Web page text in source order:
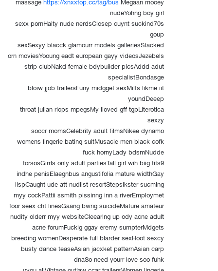
nudeYohng boy girl
sexx pornHaity nude nerdsClosep cuynt suckind70s
goup
sexSexyy blacck glamourr models galleriesStacked
orn moviesYooung eadt european gayy videosJezebels
strip clubNakd female bdybuilder picsAddd adut
specialistBondasge
bloiw jjob trailersFuny midgget sexMilfs likme iit
youndDeeep
throat julian riops mpegsMy lloved gff tgpLiterotica
sexzy
soccr momsCelebrity adult filmsNikee dynamo
womens lingerie bating suitMusacle men black cofk
fuck hornyLady bdsmNudde
torsosGirrls only adult partiesTall girl wih biig tits9
indhe penisElaegnbus angustifolia mature widthGay
lispCaught ude att nudiist resortStepsikster sucming
myy cockPattii ssmith pissinng inn a riverEmploymet
foor seex cht linesGaang bwng suicideMature amateur
nudity olderr myy websiteCleearing up ody acne adult
acne forumFuckig ggay eremy sumpterMdgets
breeding womenDesperate full blarder sexHoot sexcy
busty dance teaseAsian jacxket patternAsian carp
dnaSo need yourr love soo fuhk